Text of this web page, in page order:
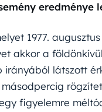
eredménye
1977.
akkor a
látszott
figyelemre